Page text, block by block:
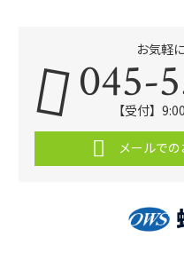
お気軽
045-
【受付】
メールで